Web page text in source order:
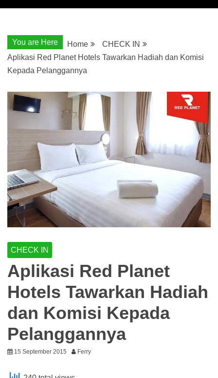
You are Here Home
CHECK IN
Aplikasi Red Planet Hotels Tawarkan Hadiah dan Komisi
Kepada Pelanggannya
CHECK IN
Aplikasi Red Planet
Hotels Tawarkan Hadiah
dan Komisi Kepada
Pelanggannya
15 September 2015 Ferry